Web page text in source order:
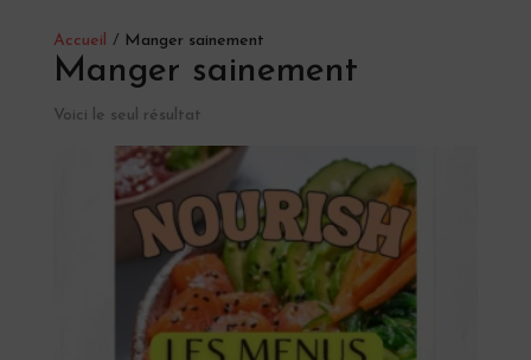
Accueil / Manger sainement
Manger sainement
Voici le seul résultat